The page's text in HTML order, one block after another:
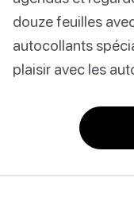
douze feuilles
autocollants
plaisir avec les